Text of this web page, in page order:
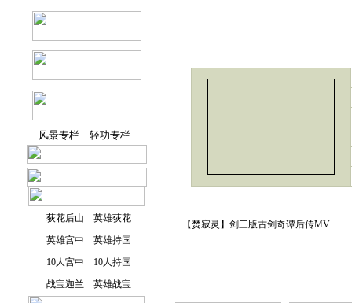
风景专栏 轻功专栏
荻花后山
英雄荻花
英雄宫中
英雄持国
10人宫中
10人持国
战宝迦兰
英雄战宝
【焚寂灵】剑三版古剑奇谭后传MV